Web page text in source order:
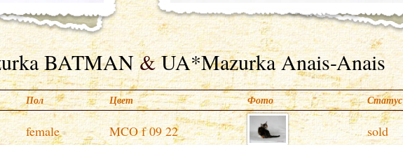
BATMAN&UA*Mazurka Anais-Anais
Пол Цвет Фото Статус
female MCO f 09 22 sold